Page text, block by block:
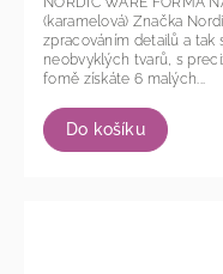
Do košíku
(karamelová) Značka Nordic Ware je pověstná mistrovským
zpracováním detailů a tak
neobvyklých tvarů, s
fomě získáte 6 malých...